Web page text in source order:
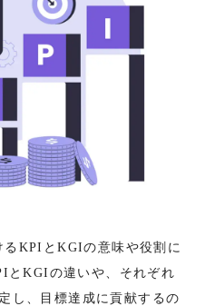
るKPIとKGIの意味や役割に
とKGIの違いや、それぞれ
し、目標達成に貢献するの